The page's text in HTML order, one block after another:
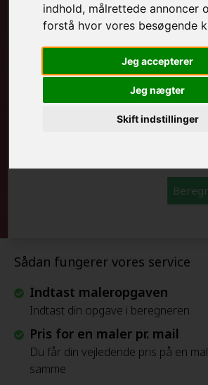
indhold, målrettede annoncer
forstå hvor vores besøgende
Jeg accepterer
Jeg nægter
Skift indstillinger
Sådan fungerer vores service
Indtast maleropgaven
Indtast din opgave i beregneren
Pris for en maler pr. mail
Du får din vejledende pris på en
samme
MALEROPGAVER - INDVENDIGT:
MALEROPGAVER - UDVENDIGT:
FRAFLYTNINGSPAKKE: